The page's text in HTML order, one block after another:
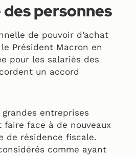
personnes
de pouvoir d’achat
Président Macron en
pour les salariés des
un accord
entreprises
face à de nouveaux
de résidence fiscale.
comme ayant